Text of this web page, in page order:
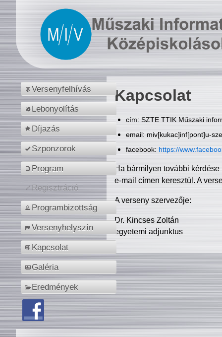
Versenyfelhívás
Lebonyolítás
Díjazás
Szponzorok
Program
Regisztráció
Programbizottság
Versenyhelyszín
Kapcsolat
Galéria
Eredmények
Kapcsolat
cím: SZTE TTIK Műszaki
email: miv[kukac]inf[pont]u-
facebook: https://
Ha bármilyen további
e-mail címen keresztül. A
A verseny szervezője:
Dr. Kincses Zoltán
egyetemi adjunktus